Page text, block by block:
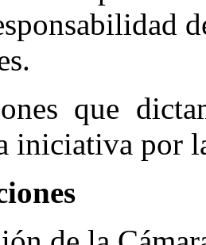
que
iniciativa por